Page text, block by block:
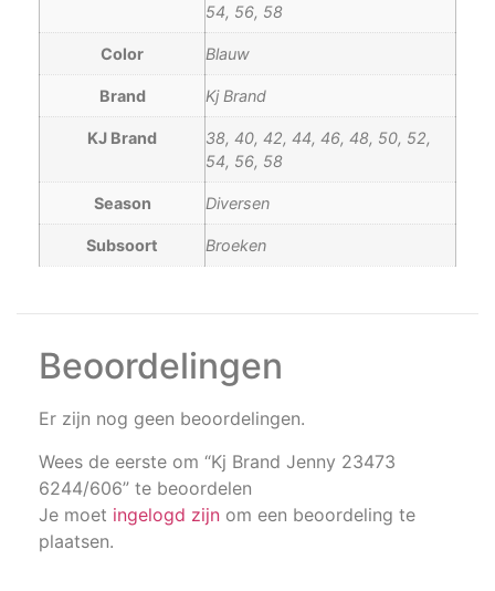
54, 56, 58
Color Blauw
Brand Kj Brand
KJ Brand
38, 40, 42, 44, 46, 48, 50, 52,
54, 56, 58
Season Diversen
Subsoort Broeken
Beoordelingen
Er zijn nog geen beoordelingen.
Wees de eerste om “Kj Brand Jenny 23473
6244/606” te beoordelen
Je moet ingelogd zijn om een beoordeling te
plaatsen.